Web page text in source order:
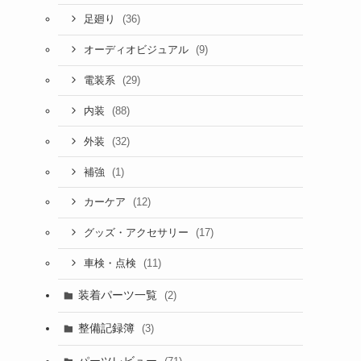
足廻り (36)
オーディオビジュアル (9)
電装系 (29)
内装 (88)
外装 (32)
補強 (1)
カーケア (12)
グッズ・アクセサリー (17)
車検・点検 (11)
装着パーツ一覧 (2)
整備記録簿 (3)